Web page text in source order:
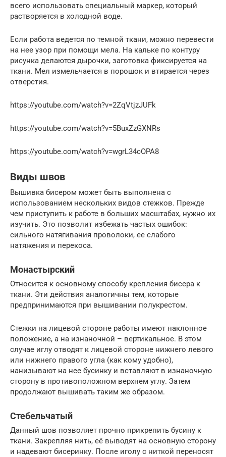
всего использовать специальный маркер, который
растворяется в холодной воде.
Если работа ведется по темной ткани, можно перевести
на нее узор при помощи мела. На кальке по контуру
рисунка делаются дырочки, заготовка фиксируется на
ткани. Мел измельчается в порошок и втирается через
отверстия.
https://youtube.com/watch?v=2ZqVtjzJUFk
https://youtube.com/watch?v=5BuxZzGXNRs
https://youtube.com/watch?v=wgrL34cOPA8
Виды швов
Вышивка бисером может быть выполнена с
использованием нескольких видов стежков. Прежде
чем приступить к работе в больших масштабах, нужно их
изучить. Это позволит избежать частых ошибок:
сильного натягивания проволоки, ее слабого
натяжения и перекоса.
Монастырский
Относится к основному способу крепления бисера к
ткани. Эти действия аналогичны тем, которые
предпринимаются при вышивании полукрестом.
Стежки на лицевой стороне работы имеют наклонное
положение, а на изнаночной – вертикальное. В этом
случае иглу отводят к лицевой стороне нижнего левого
или нижнего правого угла (как кому удобно),
нанизывают на нее бусинку и вставляют в изнаночную
сторону в противоположном верхнем углу. Затем
продолжают вышивать таким же образом.
Стебельчатый
Данный шов позволяет прочно прикрепить бусину к
ткани. Закрепляя нить, её выводят на основную сторону
и надевают бисеринку. После иголу с ниткой переносят